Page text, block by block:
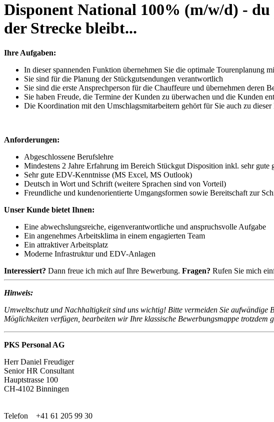
Disponent National 100% (m/w/d) -
der Strecke bleibt...
Ihre Aufgaben:
In dieser spannenden Funktion übernehmen Sie die optimale Tourenplanung
Sie sind für die Planung der Stückgutsendungen verantwortlich
Sie sind die erste Ansprechperson für die Chauffeure und übernehmen deren
Sie haben Freude, die Termine der Kunden zu überwachen und die Kunden
Die Koordination mit den Umschlagsmitarbeitern gehört für Sie auch zu dieser
Anforderungen:
Abgeschlossene Berufslehre
Mindestens 2 Jahre Erfahrung im Bereich Stückgut Disposition inkl. sehr gute
Sehr gute EDV-Kenntnisse (MS Excel, MS Outlook)
Deutsch in Wort und Schrift (weitere Sprachen sind von Vorteil)
Freundliche und kundenorientierte Umgangsformen sowie Bereitschaft zur
Unser Kunde bietet Ihnen:
Eine abwechslungsreiche, eigenverantwortliche und anspruchsvolle Aufgabe
Ein angenehmes Arbeitsklima in einem engagierten Team
Ein attraktiver Arbeitsplatz
Moderne Infrastruktur und EDV-Anlagen
Interessiert? Dann freue ich mich auf Ihre Bewerbung. Fragen? Rufen Sie mich
Hinweis:
Umweltschutz und Nachhaltigkeit sind uns wichtig! Bitte vermeiden Sie aufwändige
Möglichkeiten verfügen, bearbeiten wir Ihre klassische Bewerbungsmappe
PKS Personal AG
Herr Daniel Freudiger
Senior HR Consultant
Hauptstrasse 100
CH-4102 Binningen
Telefon +41 61 205 99 30